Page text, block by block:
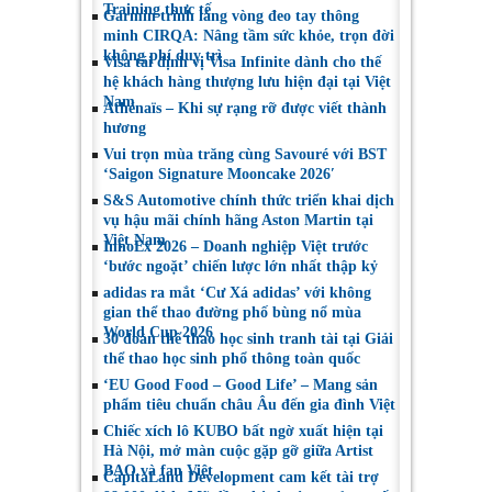
Training thực tế
Garmin trình làng vòng đeo tay thông
minh CIRQA: Nâng tầm sức khỏe, trọn đời
không phí duy trì
Visa tái định vị Visa Infinite dành cho thế
hệ khách hàng thượng lưu hiện đại tại Việt
Nam
Athénaïs – Khi sự rạng rỡ được viết thành
hương
Vui trọn mùa trăng cùng Savouré với BST
‘Saigon Signature Mooncake 2026′
S&S Automotive chính thức triển khai dịch
vụ hậu mãi chính hãng Aston Martin tại
Việt Nam
InnoEx 2026 – Doanh nghiệp Việt trước
‘bước ngoặt’ chiến lược lớn nhất thập kỷ
adidas ra mắt ‘Cư Xá adidas’ với không
gian thể thao đường phố bùng nổ mùa
World Cup 2026
30 đoàn thể thao học sinh tranh tài tại Giải
thể thao học sinh phổ thông toàn quốc
‘EU Good Food – Good Life’ – Mang sản
phẩm tiêu chuẩn châu Âu đến gia đình Việt
Chiếc xích lô KUBO bất ngờ xuất hiện tại
Hà Nội, mở màn cuộc gặp gỡ giữa Artist
BAO và fan Việt
CapitaLand Development cam kết tài trợ